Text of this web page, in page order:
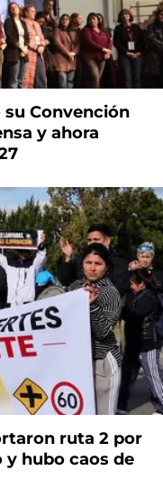
su Convención
y ahora
ruta 2 por
hubo caos de